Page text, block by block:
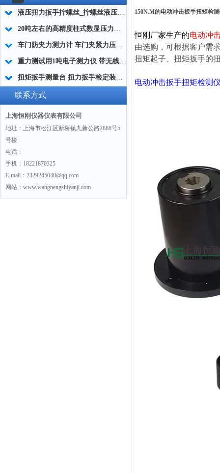
液压扭力扳手拧螺丝_拧螺丝液压扭力工具
20吨左右的高精度柱式数显压力测量仪 柱状数显压力传感器测力仪厂家
车门防夹力测力计 车门夹紧力压力测量仪厂家
重力测试用1吨电子测力仪 带无线手持仪表的测力计 船舶厂用电子测力仪
扭矩扳手测量台 扭力扳手检定装置 数显扳手扭矩测试机厂家
联系方式
上海恒刚仪器仪表有限公司
地址：上海市松江区新桥镇九新公路2888号5
号楼
电话：
手机：18221870325
E-mail：2329245040@qq.com
网站：www.wangnengshiyanji.com
150N.M的电动冲击扳手扭矩检
恒刚厂家生产的电动冲
由选购，可根据客户需
扭矩起子、扭矩扳手的
电动冲击扳手扭矩检测